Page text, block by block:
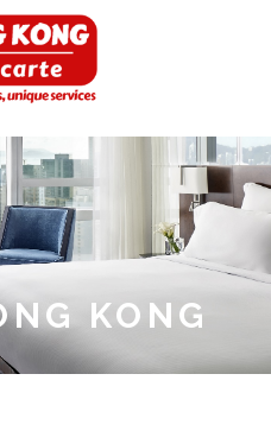
KONG